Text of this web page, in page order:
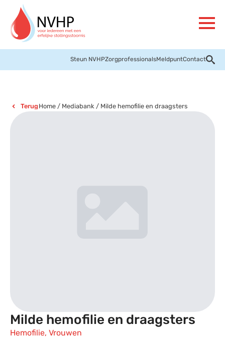
Steun NVHPZorgprofessionalsMeldpuntContact
Terug Home/ Mediabank / Milde hemofilie en draagsters
Milde hemofilie en draagsters
Hemofilie, Vrouwen